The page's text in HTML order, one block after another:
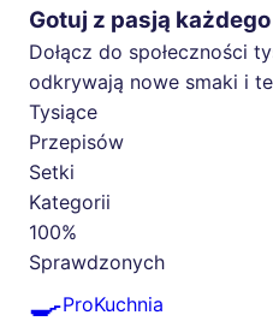
Gotuj z pasją
Dołącz do społeczności
odkrywają nowe smaki i
Tysiące
Przepisów
Setki
Kategorii
100%
Sprawdzonych
🍳ProKuchnia